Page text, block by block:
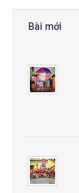
Bài mới